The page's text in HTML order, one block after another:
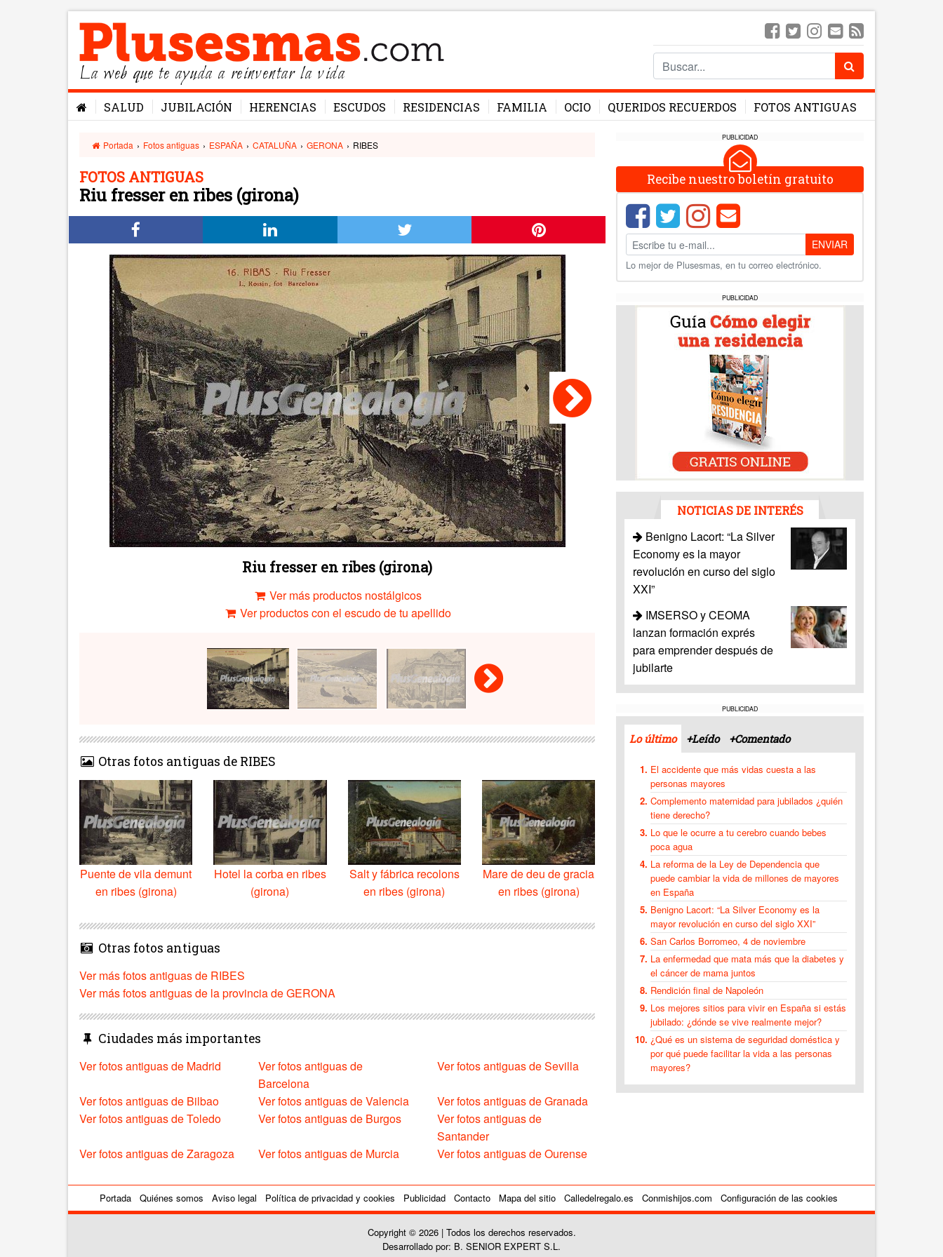
La web que te ayuda a reinventar la vida
SALUD JUBILACIÓN HERENCIAS ESCUDOS RESIDENCIAS FAMILIA OCIO QUERIDOS RECUERDOS FOTOS ANTIGUAS
Portada › Fotos antiguas › ESPAÑA › CATALUÑA › GERONA › RIBES
FOTOS ANTIGUAS
Riu fresser en ribes (girona)
Riu fresser en ribes (girona)
Ver más productos nostálgicos
Ver productos con el escudo de tu apellido
Otras fotos antiguas de RIBES
Puente de vila demunt
en ribes (girona)
Hotel la corba en ribes
(girona)
Salt y fábrica recolons
en ribes (girona)
Mare de deu de gracia
en ribes (girona)
Otras fotos antiguas
Ver más fotos antiguas de RIBES
Ver más fotos antiguas de la provincia de GERONA
Ciudades más importantes
Ver fotos antiguas de Madrid
Ver fotos antiguas de
Barcelona
Ver fotos antiguas de Sevilla
Ver fotos antiguas de Bilbao Ver fotos antiguas de Valencia
Ver fotos antiguas de Granada
Ver fotos antiguas de Toledo
Ver fotos antiguas de Burgos
Ver fotos antiguas de
Santander
Ver fotos antiguas de Zaragoza
Ver fotos antiguas de Murcia Ver fotos antiguas de Ourense
PUBLICIDAD
Recibe nuestro boletín gratuito
ENVIAR
Lo mejor de Plusesmas, en tu correo electrónico.
PUBLICIDAD
NOTICIAS DE INTERÉS
Benigno Lacort: “La Silver
Economy es la mayor
revolución en curso del siglo
XXI”
IMSERSO y CEOMA
lanzan formación exprés
para emprender después de
jubilarte
PUBLICIDAD
Lo último +Leído +Comentado
El accidente que más vidas cuesta a las
personas mayores
Complemento maternidad para jubilados ¿quién
tiene derecho?
Lo que le ocurre a tu cerebro cuando bebes
poca agua
La reforma de la Ley de Dependencia que
puede cambiar la vida de millones de mayores
en España
Benigno Lacort: “La Silver Economy es la
mayor revolución en curso del siglo XXI”
San Carlos Borromeo, 4 de noviembre
La enfermedad que mata más que la diabetes y
el cáncer de mama juntos
Rendición final de Napoleón
Los mejores sitios para vivir en España si estás
jubilado: ¿dónde se vive realmente mejor?
¿Qué es un sistema de seguridad doméstica y
por qué puede facilitar la vida a las personas
mayores?
Portada Quiénes somos Aviso legal Política de privacidad y cookies Publicidad Contacto Mapa del sitio Calledelregalo.es Conmishijos.com Configuración de las cookies
Copyright © 2026 | Todos los derechos reservados.
Desarrollado por: B. SENIOR EXPERT S.L.